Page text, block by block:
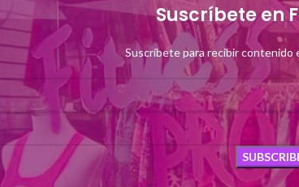
Suscríbete en
Suscríbete para recibir contenido